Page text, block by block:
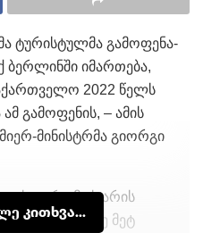
ტურისტულმა გამოფენა-
იმართება,
2022 წელს
გამოფენის, – ამის
მინისტრმა გიორგი
რომ ეს არის
180-ზე მეტ
კითხვა...